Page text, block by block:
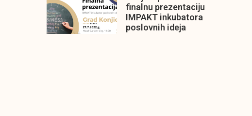
finalnu prezentaciju
IMPAKT inkubatora
poslovnih ideja